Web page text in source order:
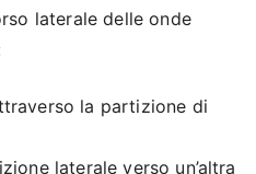
laterale delle onde
la partizione di
laterale verso un’altra